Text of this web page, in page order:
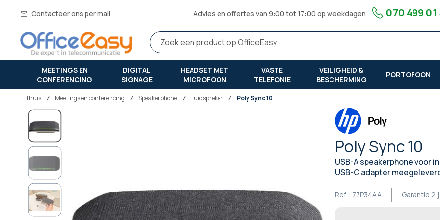
Contacteer ons per mail Advies en offertes van 9:00 tot 17:00 op weekdagen 070 499 01
MEETINGS EN
CONFERENCING
DIGITAL
SIGNAGE
HEADSET MET
MICROFOON
VASTE
TELEFONIE
VEILIGHEID &
BESCHERMING
PORTOFOON
Thuis meetings en conferencing Speakerphone Luidspreker Poly Sync 10
Poly Sync 10
USB-A speakerphone voor
USB-C adapter
Garantie 2
Ref. : 77P34AA
Ga
naar
het
einde
van
de
afbeeldingen-
gallerij